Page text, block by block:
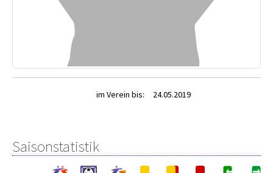
im Verein bis: 24.05.2019
Saisonstatistik